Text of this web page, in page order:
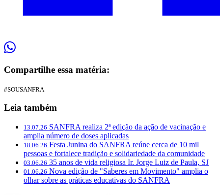
Compartilhe essa matéria:
#SOUSANFRA
Leia também
13.07.26 SANFRA realiza 2ª edição da ação de vacinação e
amplia número de doses aplicadas
18.06.26 Festa Junina do SANFRA reúne cerca de 10 mil
pessoas e fortalece tradição e solidariedade da comunidade
03.06.26 35 anos de vida religiosa Ir. Jorge Luiz de Paula, SJ
01.06.26 Nova edição de "Saberes em Movimento" amplia o
olhar sobre as práticas educativas do SANFRA